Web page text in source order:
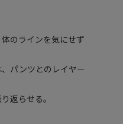
のラインを気にせず
パンツとのレイヤー
返らせる。